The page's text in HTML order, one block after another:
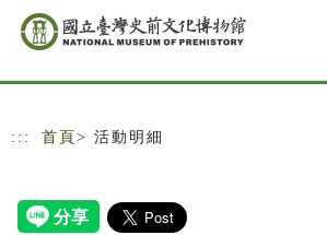
跳到主要內容
網站導覽
::: 首頁 > 活動明細